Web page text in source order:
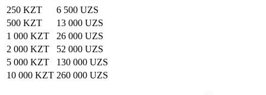
250 KZT
6 500 UZS
500 KZT
13 000 UZS
1 000 KZT
26 000 UZS
2 000 KZT
52 000 UZS
5 000 KZT
130 000 UZS
10 000 KZT 260 000 UZS